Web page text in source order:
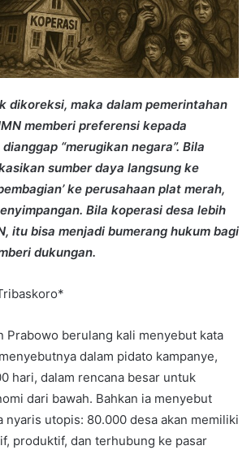
dikoreksi, maka dalam pemerintahan
memberi preferensi kepada
“merugikan negara”. Bila
sumber daya langsung ke
ke perusahaan plat merah,
Bila koperasi desa lebih
itu bisa menjadi bumerang hukum bagi
dukungan.
Prabowo berulang kali menyebut kata
dalam pidato kampanye,
hari, dalam rencana besar untuk
dari bawah. Bahkan ia menyebut
nyaris utopis: 80.000 desa akan memiliki
produktif, dan terhubung ke pasar